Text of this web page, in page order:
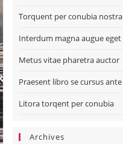
Torquent per conubia nostra
Interdum magna augue eget
Metus vitae pharetra auctor
Praesent libro se cursus ante
Litora torqent per conubia
Archives